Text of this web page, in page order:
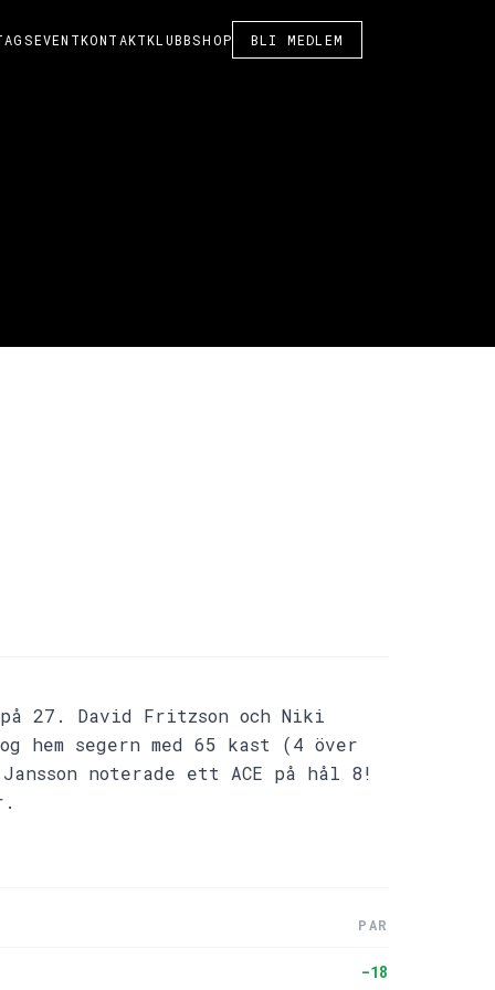
KONTAKTKLUBBSHOP BLI MEDLEM
27. David Fritzson och Niki
hem segern med 65 kast (4 över
noterade ett ACE på hål 8!
PAR
-18